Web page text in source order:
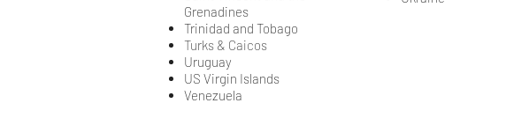
Grenadines
Trinidad and Tobago
Turks & Caicos
Uruguay
US Virgin Islands
Venezuela